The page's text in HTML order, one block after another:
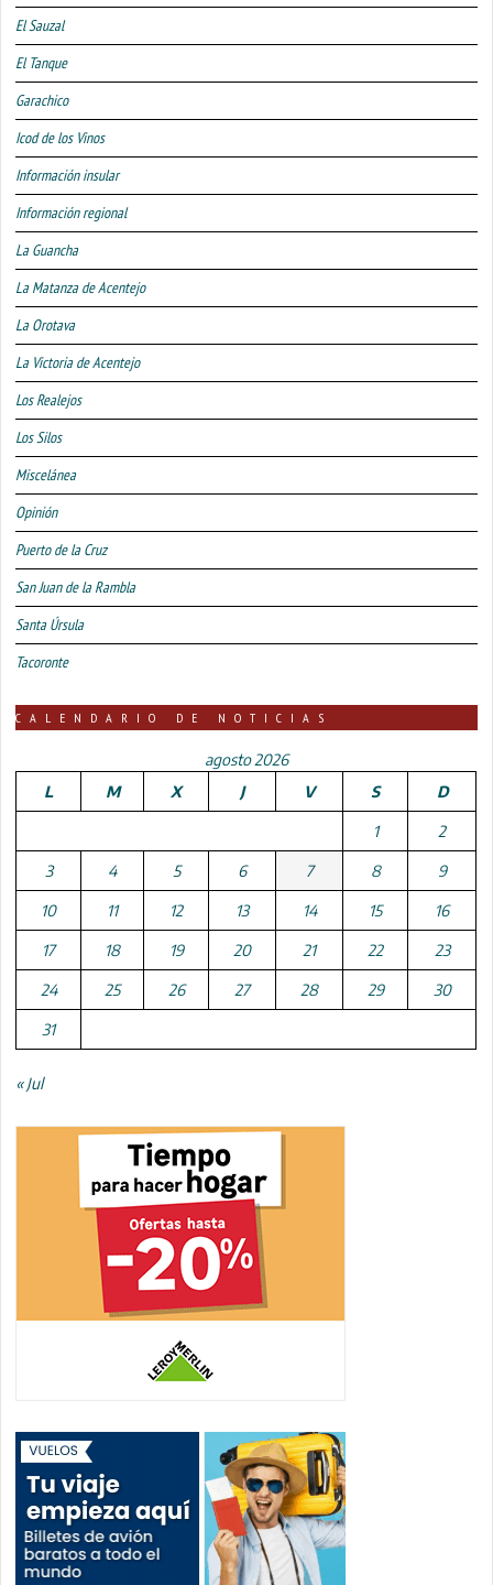
El Sauzal
El Tanque
Garachico
Icod de los Vinos
Información insular
Información regional
La Guancha
La Matanza de Acentejo
La Orotava
La Victoria de Acentejo
Los Realejos
Los Silos
Miscelánea
Opinión
Puerto de la Cruz
San Juan de la Rambla
Santa Úrsula
Tacoronte
CALENDARIO DE NOTICIAS
agosto 2026
L
M X J V S D
1 2
3 4 5 6 7 8 9
10 11 12 13 14 15 16
17 18 19 20 21 22 23
24 25 26 27 28 29 30
31
« Jul